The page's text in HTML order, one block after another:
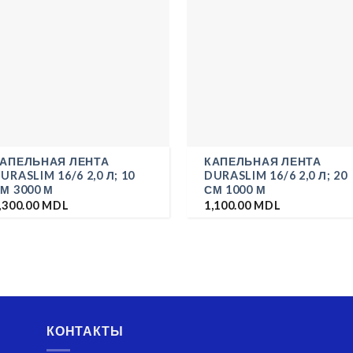
ЛЕНТА
16/6 2,0 Л; 10
3000 М
MDL
КАПЕЛЬНАЯ ЛЕНТА
DURASLIM 16/6 2,0 Л; 20
СМ 1000 М
1,100.00 MDL
КОНТАКТЫ